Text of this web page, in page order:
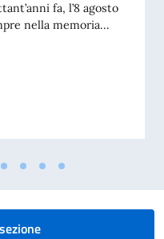
fa, l’8 agosto
nella memoria...
del Consiglio dei Ministri e